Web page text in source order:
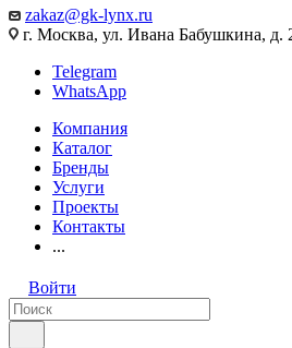
zakaz@gk-lynx.ru
г. Москва, ул. Ивана Бабушкина,
Telegram
WhatsApp
Компания
Каталог
Бренды
Услуги
Проекты
Контакты
...
Войти